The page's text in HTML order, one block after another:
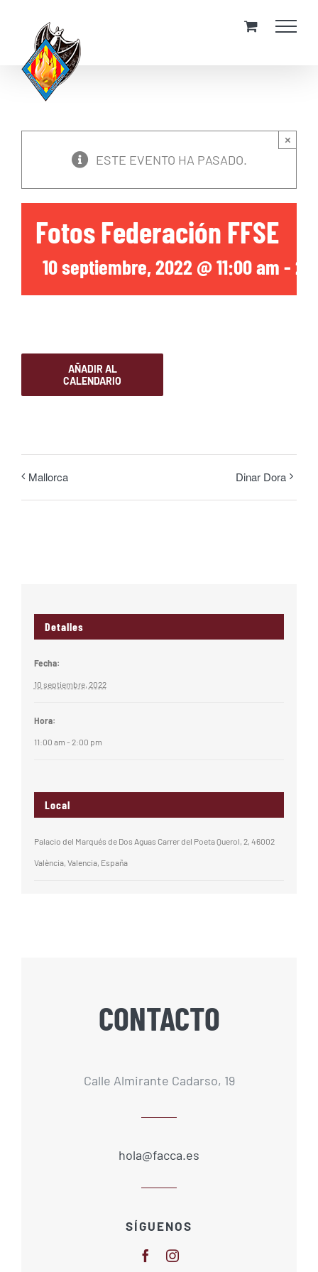
content
ESTE EVENTO HA PASADO.
×
Fotos Federación FFSE
10 septiembre, 2022 @ 11:00 am -
AÑADIR AL
CALENDARIO
Mallorca Dinar Dora
Detalles
Fecha:
10 septiembre, 2022
Hora:
11:00 am - 2:00 pm
Local
Palacio del Marqués de Dos Aguas Carrer del Poeta Querol, 2, 46002
València, Valencia, España
CONTACTO
Calle Almirante Cadarso, 19
hola@facca.es
SÍGUENOS